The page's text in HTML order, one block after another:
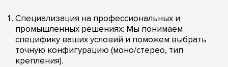
Специализация на профессиональных и
промышленных решениях: Мы понимаем
специфику ваших условий и поможем выбрать
точную конфигурацию (моно/стерео, тип
крепления).